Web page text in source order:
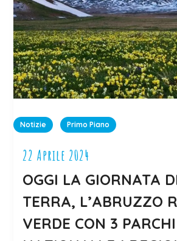
Notizie Primo Piano
22 Aprile 2024
OGGI LA GIORNATA
TERRA, L’ABRUZZO
VERDE CON 3 PARCHI